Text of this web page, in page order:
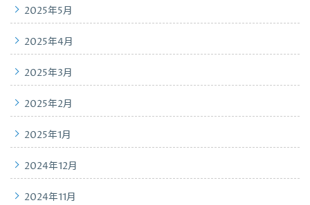
2025年5月
2025年4月
2025年3月
2025年2月
2025年1月
2024年12月
2024年11月